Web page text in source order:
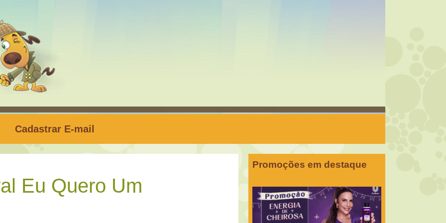
Cadastrar E-mail
Eu Quero Um
Promoções em destaque